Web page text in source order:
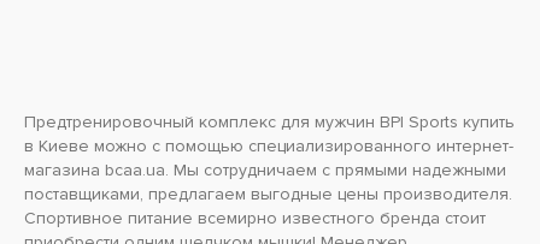
Предтренировочный комплекс для мужчин BPI Sports купить
в Киеве можно с помощью специализированного интернет-
магазина bcaa.ua. Мы сотрудничаем с прямыми надежными
поставщиками, предлагаем выгодные цены производителя.
Спортивное питание всемирно известного бренда стоит